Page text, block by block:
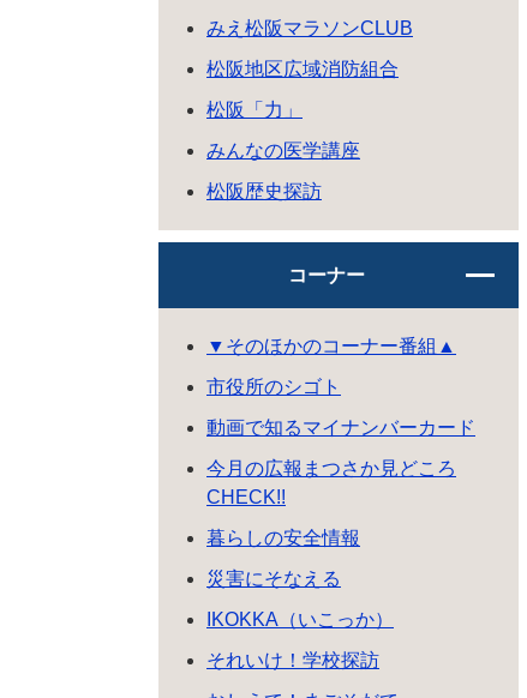
みえ松阪マラソンCLUB
松阪地区広域消防組合
松阪「力」
みんなの医学講座
松阪歴史探訪
コーナー
▼そのほかのコーナー番組▲
市役所のシゴト
動画で知るマイナンバーカード
今月の広報まつさか見どころ
CHECK!!
暮らしの安全情報
災害にそなえる
IKOKKA（いこっか）
それいけ！学校探訪